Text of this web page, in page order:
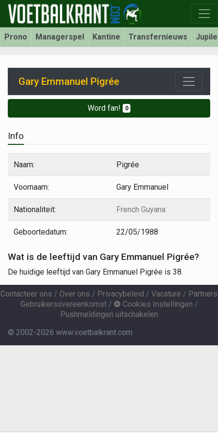
Prono Managerspel Kantine Transfernieuws
Gary Emmanuel Pigrée
Word fan! 0
Info
Naam: Pigrée
Voornaam: Gary Emmanuel
Nationaliteit: French Guyana
Geboortedatum: 22/05/1988
Wat is de leeftijd van Gary Emmanuel Pigrée?
De huidige leeftijd van Gary Emmanuel Pigrée is 38.
Contacteer ons / Over ons / Privacybeleid / Vacature / Partners
Gebruikersovereenkomst/ Cookies Instellingen /
Pushmeldingen uitschakelen
© 2002-2026 www.voetbalkrant.com